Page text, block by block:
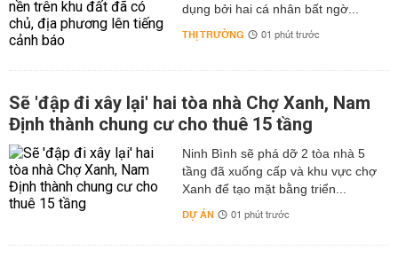
dụng bởi hai cá nhân bất ngờ...
THỊ TRƯỜNG 01 phút trước
Sẽ 'đập đi xây lại' hai tòa nhà Chợ Xanh, Nam
Định thành chung cư cho thuê 15 tầng
Ninh Bình sẽ phá dỡ 2 tòa nhà 5
tầng đã xuống cấp và khu vực chợ
Xanh để tạo mặt bằng triển...
DỰ ÁN 01 phút trước